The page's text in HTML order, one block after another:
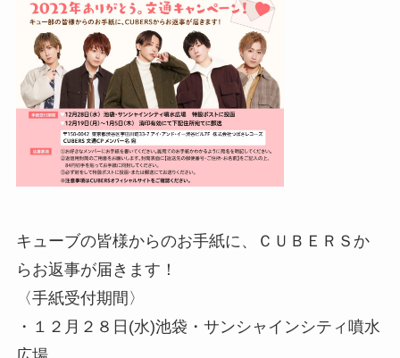
キューブの皆様からのお手紙に、ＣＵＢＥＲＳか
らお返事が届きます！
〈手紙受付期間〉
・１２月２８日(水)池袋・サンシャインシティ噴水